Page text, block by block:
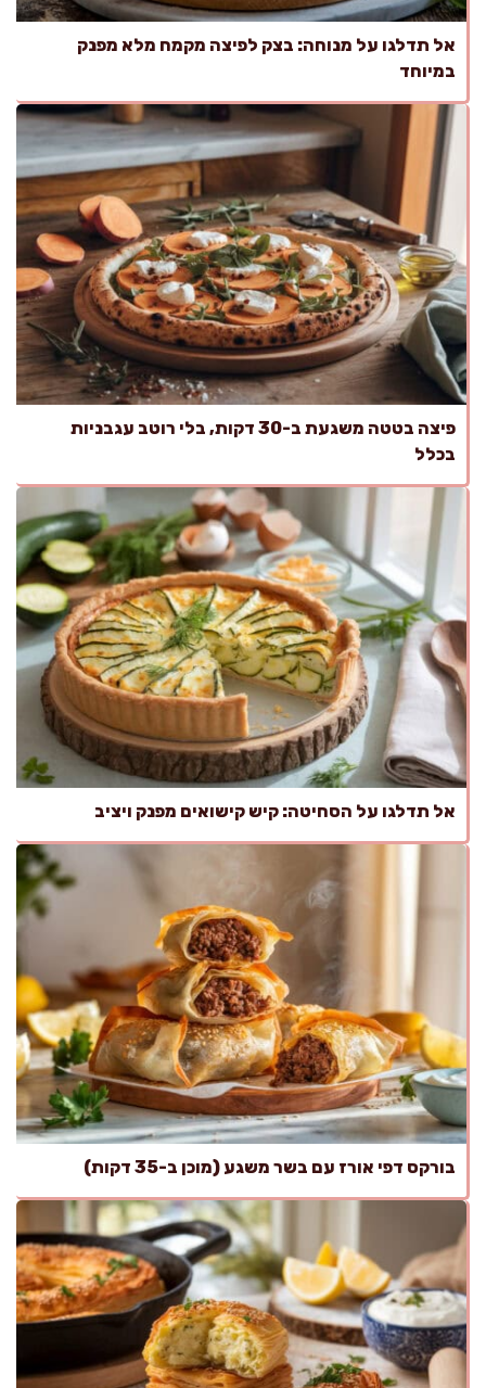
אל תדלגו על מנוחה: בצק לפיצה מקמח מלא מפנק
במיוחד
פיצה בטטה משגעת ב-30 דקות, בלי רוטב עגבניות
בכלל
אל תדלגו על הסחיטה: קיש קישואים מפנק ויציב
בורקס דפי אורז עם בשר משגע (מוכן ב-35 דקות)